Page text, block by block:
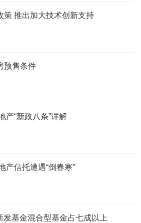
策 推出加大技术创新支持
预售条件
产“新政八条”详解
产信托遭遇“倒春寒”
基金混合型基金占七成以上